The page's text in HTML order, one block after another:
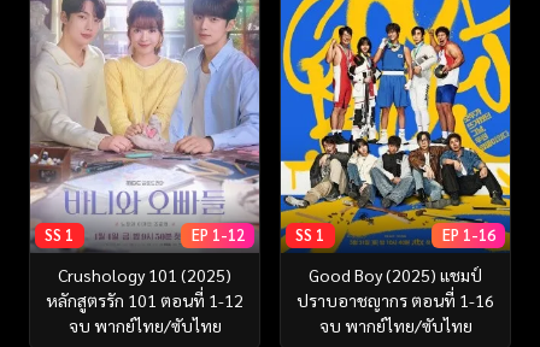
SS 1 EP 1-12
Crushology 101 (2025)
หลักสูตรรัก 101 ตอนที่ 1-12
จบ พากย์ไทย/ซับไทย
SS 1 EP 1-16
Good Boy (2025) แชมป์
ปราบอาชญากร ตอนที่ 1-16
จบ พากย์ไทย/ซับไทย